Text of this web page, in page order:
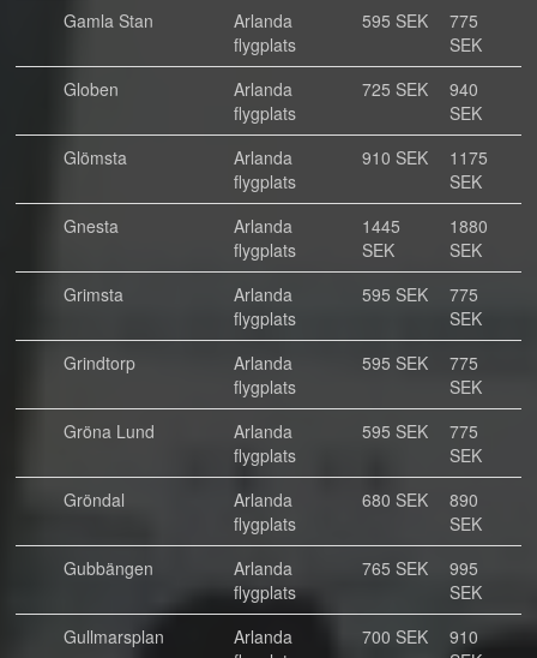
Gamla Stan
Arlanda
flygplats
595 SEK
775
SEK
Globen
Arlanda
flygplats
725 SEK
940
SEK
Glömsta
Arlanda
flygplats
910 SEK
1175
SEK
Gnesta
Arlanda
flygplats
1445
SEK
1880
SEK
Grimsta
Arlanda
flygplats
595 SEK
775
SEK
Grindtorp
Arlanda
flygplats
595 SEK
775
SEK
Gröna Lund
Arlanda
flygplats
595 SEK
775
SEK
Gröndal
Arlanda
flygplats
680 SEK
890
SEK
Gubbängen
Arlanda
flygplats
765 SEK
995
SEK
Gullmarsplan
Arlanda
700 SEK
910